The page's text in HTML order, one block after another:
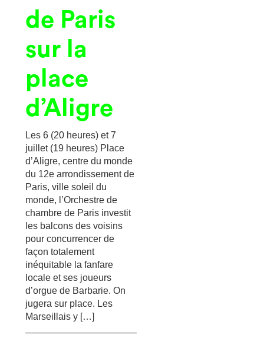
de Paris
sur la
place
d’Aligre
Les 6 (20 heures) et 7
juillet (19 heures) Place
d’Aligre, centre du monde
du 12e arrondissement de
Paris, ville soleil du
monde, l’Orchestre de
chambre de Paris investit
les balcons des voisins
pour concurrencer de
façon totalement
inéquitable la fanfare
locale et ses joueurs
d’orgue de Barbarie. On
jugera sur place. Les
Marseillais y […]